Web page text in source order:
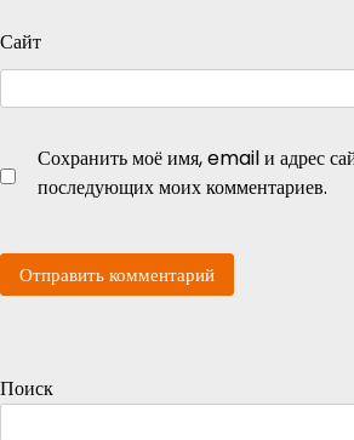
Сайт
Сохранить моё имя, email и адрес
последующих моих комментариев.
Поиск